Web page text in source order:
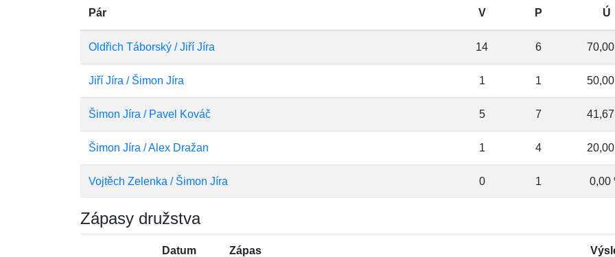
Pár V P Ú
Oldřich Táborský / Jiří Jíra 14 6
Jiří Jíra / Šimon Jíra 1 1
Šimon Jíra / Pavel Kováč 5 7
Šimon Jíra / Alex Dražan 1 4
Vojtěch Zelenka / Šimon Jíra 0 1 0,00
Zápasy družstva
Datum Zápas